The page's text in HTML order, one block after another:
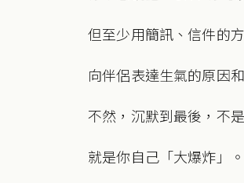
但至少用簡訊、信件的方
向伴侶表達生氣的原因
不然，沉默到最後，不
就是你自己「大爆炸」。